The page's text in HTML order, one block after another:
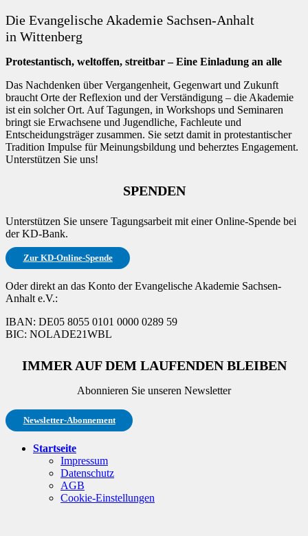
Die Evangelische Akademie Sachsen-Anhalt
in Wittenberg
Protestantisch, weltoffen, streitbar – Eine Einladung an alle
Das Nachdenken über Vergangenheit, Gegenwart und Zukunft
braucht Orte der Reflexion und der Verständigung – die Akademie
ist ein solcher Ort. Auf Tagungen, in Workshops und Seminaren
bringt sie Erwachsene und Jugendliche, Fachleute und
Entscheidungsträger zusammen. Sie setzt damit in protestantischer
Tradition Impulse für Meinungsbildung und beherztes Engagement.
Unterstützen Sie uns!
SPENDEN
Unterstützen Sie unsere Tagungsarbeit mit einer Online-Spende bei
der KD-Bank.
Zur KD-Online-Spende
Oder direkt an das Konto der Evangelische Akademie Sachsen-
Anhalt e.V.:
IBAN: DE05 8055 0101 0000 0289 59
BIC: NOLADE21WBL
IMMER AUF DEM LAUFENDEN BLEIBEN
Abonnieren Sie unseren Newsletter
Newsletter-Abonnement
Startseite
Impressum
Datenschutz
AGB
Cookie-Einstellungen